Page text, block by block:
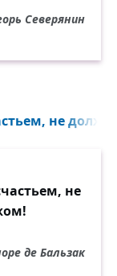
Северянин
не
не
де Бальзак